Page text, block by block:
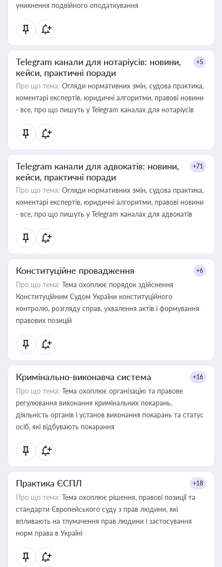
уникнення подвійного оподаткування
Telegram канали для нотаріусів: новини,
кейси, практичні поради
+5
Про що тема: Огляди нормативних змін, судова практика,
коментарі експертів, юридичні алгоритми, правові новини
- все, про що пишуть у Telegram каналах для нотаріусів
Telegram канали для адвокатів: новини,
кейси, практичні поради
+71
Про що тема: Огляди нормативних змін, судова практика,
коментарі експертів, юридичні алгоритми, правові новини
- все, про що пишуть у Telegram каналах для адвокатів
Конституційне провадження +6
Про що тема: Тема охоплює порядок здійснення
Конституційним Судом України конституційного
контролю, розгляду справ, ухвалення актів і формування
правових позицій
Кримінально-виконавча система +16
Про що тема: Тема охоплює організацію та правове
регулювання виконання кримінальних покарань,
діяльність органів і установ виконання покарань та статус
осіб, які відбувають покарання
Практика ЄСПЛ +18
Про що тема: Тема охоплює рішення, правові позиції та
стандарти Європейського суду з прав людини, які
впливають на тлумачення прав людини і застосування
норм права в Україні